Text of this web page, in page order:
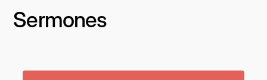
Sermones